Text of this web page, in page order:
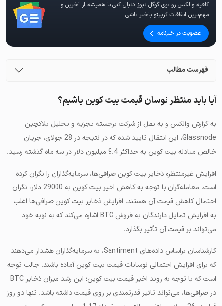
کافیه والکس رو توی گوگل نیوز دنبال کنی تا همیشه از آخرین و
مهم‌ترین اتفاقات کریپتو باخبر باشی.
عضویت در خبرنامه
فهرست مطالب
آیا باید منتظر نوسان قیمت بیت کوین باشیم؟
به گزارش والکس و به نقل از شرکت برجسته تجزیه و تحلیل بلاکچین
Glassnode، این انتقال تایید شده که در نتیجه در 28 جولای، جریان
خالص مبادله بیت کوین به حداکثر 9.4 میلیون دلار در سه ماه گذشته رسید.
افزایش غیرمنتظره ذخایر بیت کوین صرافی‌ها، سرمایه‌گذاران را نگران کرده
است. معامله‌گران با توجه به کاهش اخیر بیت کوین به 29000 دلار، نگران
احتمال کاهش قیمت آن هستند. افزایش ذخایر بیت کوین صرافی‌ها اغلب
به افزایش تمایل دارندگان به فروش BTC اشاره می‌کند که به نوبه خود
می‌تواند بر قیمت آن تأثیر بگذارد.
کارشناسان براساس داده‌های Santiment، به سرمایه‌گذاران هشدار می‌دهند
که برای افزایش احتمالی نوسانات قیمت بیت‌ کوین آماده باشند. جالب توجه
است که با توجه به روند اخیر قیمت بیت کوین؛ این رشد میزان ذخایر BTC
در صرافی‌ها، می‌تواند تاثیر قدرتمندی بر روی قیمت داشته باشد. تنها دو روز